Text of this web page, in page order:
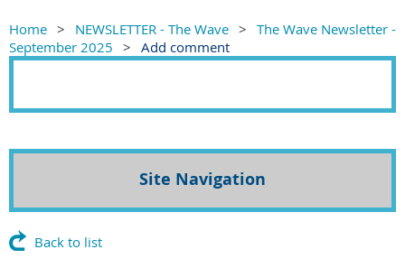
Home NEWSLETTER - The Wave
The Wave Newsletter -
September 2025
Add comment
Site Navigation
Back to list